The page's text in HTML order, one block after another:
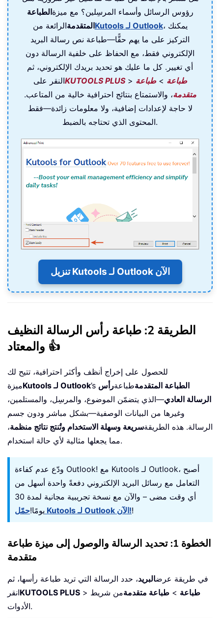
رؤوس الرسائل وأسماء المرسِلين؟ مع ميزةالطباعة
المتقدمةالرائعة من Kutools لـ Outlook، يمكنك
التركيز على ما يهم حقًّا—طباعة نص رسالة البريد
الإلكتروني فقط، مع الحفاظ على خلفية الرسالة دون
أي تغيير. كل ما عليك هو تحديد بريدك الإلكتروني، ثم
النقر علىKUTOOLS PLUS> طباعة >طباعة
متقدمة، والاستمتاع بنتائج احترافية خالية من المتاعب.
لا حاجة لإعدادات إضافية، ولا معلومات زائدة—فقط
المحتوى الذي تحتاجه بالضبط.
تنزيل Kutools لـ Outlook الآن
الطريقة 2: طباعة رأس الرسالة النظيف
والمعتاد 👍
للحصول على إخراج أنظف وأكثر احترافية، تتيح لك
ميزة
Kutools لـ Outlook’s الطباعة المتقدمةطباعةرأس
الرسالة العادي—الذي يتضمّن الموضوع، والمرسِل، والمستلمين،
وغيرها من البيانات الوصفية—بشكل مباشر ودون جسم
الرسالة. هذه الطريقةسريعة وسهلة الاستخدام وتُنتج نتائج منظمة،
مما يجعلها مثالية لأي حالة استخدام.
ودّع عدم كفاءة Outlook! مع Kutools لـ Outlook، أصبح
التعامل مع رسائل البريد الإلكتروني دفعةً واحدة أسهل من
أي وقت مضى – والآن مع نسخة تجريبية مجانية لمدة 30
يومًا!
حمّل Kutools لـ Outlook الآن!!
الخطوة 1: تحديد الرسالة والوصول إلى ميزة طباعة
متقدمة
في طريقة عرضالبريد، حدد الرسالة التي تريد طباعة رأسها، ثم
انقرKUTOOLS PLUS > طباعة > طباعة متقدمةمن شريط
الأدوات.